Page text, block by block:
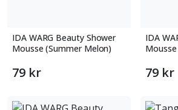
IDA WARG Beauty Shower
Mousse (Summer Melon)
79 kr
IDA
79 kr